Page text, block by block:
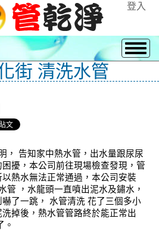
登入
街 清洗水管
， 告知家中熱水管，出水量跟尿尿
擾，本公司前往現場檢查發現，管
熱水無法正常通過，本公司安裝
管 ，水龍頭一直噴出泥水及鏽水，
了一跳， 水管清洗 花了三個多小
掉後，熱水管管路終於能正常出
。